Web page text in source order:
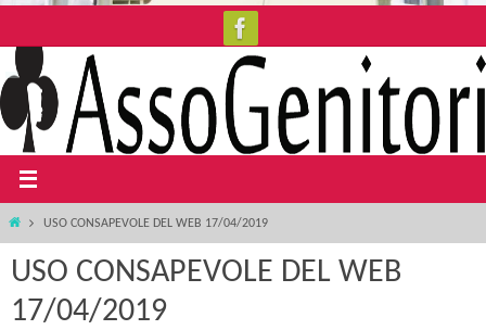
al
contenuto
HomeUSO CONSAPEVOLE DEL WEB 17/04/2019
USO CONSAPEVOLE DEL WEB
17/04/2019